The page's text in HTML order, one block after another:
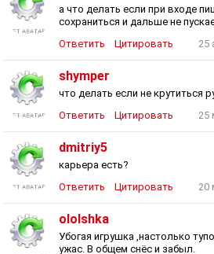
а что делать если при входе
сохраниться и дальше не
Ответить
Цитировать 25
shymper
что делать если не крутиться
Ответить
Цитировать 25
dmitriy5
карьера есть?
Ответить
Цитировать 20
ololshka
Убогая игрушка ,настолько
ужас. В общем снёс и забыл.